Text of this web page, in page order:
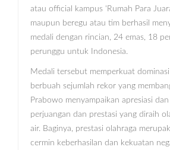
atau official kampus ‘Rumah Para
maupun beregu atau tim berhasil
medali dengan rincian, 24 emas, 18
perunggu untuk Indonesia.
Medali tersebut memperkuat
berbuah sejumlah rekor yang
Prabowo menyampaikan apresiasi
perjuangan dan prestasi yang diraih
air. Baginya, prestasi olahraga
cermin keberhasilan dan kekuatan